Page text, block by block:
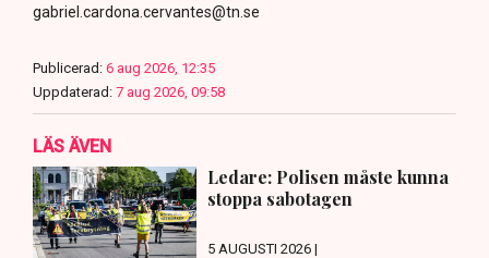
gabriel.cardona.cervantes@tn.se
Publicerad: 6 aug 2026, 12:35
Uppdaterad: 7 aug 2026, 09:58
LÄS ÄVEN
Ledare: Polisen måste kunna
stoppa sabotagen
5 AUGUSTI 2026 |